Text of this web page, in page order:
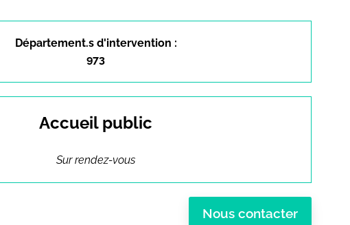
Département.s d'intervention :
973
Accueil public
Sur rendez-vous
Nous contacter